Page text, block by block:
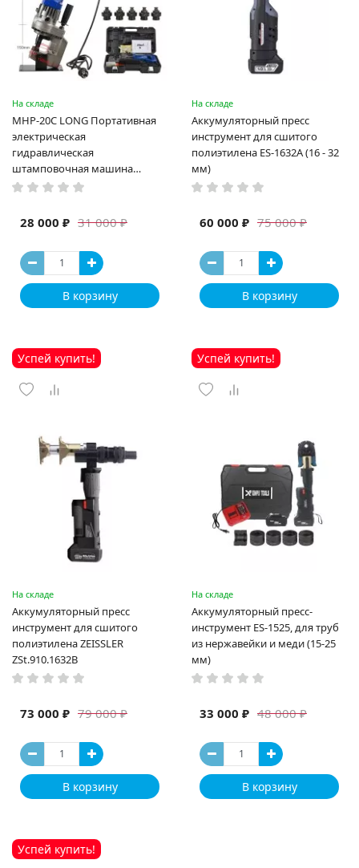
На складе
MHP-20C LONG Портативная
электрическая
гидравлическая
штамповочная машина
высокая мощность и мощный
машина
31 000 ₽
28 000 ₽
В корзину
На складе
Аккумуляторный пресс
инструмент для сшитого
полиэтилена ES-1632A (16 - 32
мм)
75 000 ₽
60 000 ₽
В корзину
Успей купить!
На складе
Аккумуляторный пресс
инструмент для сшитого
полиэтилена ZEISSLER
ZSt.910.1632B
79 000 ₽
73 000 ₽
В корзину
Успей купить!
На складе
Аккумуляторный пресс-
инструмент ES-1525, для труб
из нержавейки и меди (15-25
мм)
48 000 ₽
33 000 ₽
В корзину
Успей купить!